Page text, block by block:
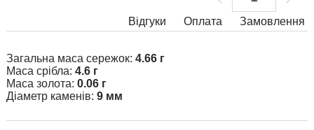
Відгуки Замовлення
Оплата
Загальна маса сережок: 4.66 г
Маса срібла: 4.6 г
Маса золота: 0.06 г
Діаметр каменів: 9 мм